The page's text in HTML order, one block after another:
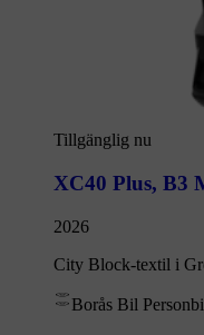
Tillgänglig nu
XC40 Plus, B3
2026
City Block-textil i
Borås Bil